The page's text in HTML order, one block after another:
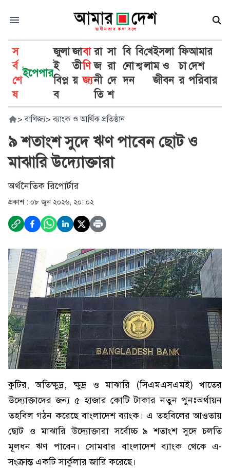
স
র্ব
শে
ষ
ইপেপার
জুলা
ই
বিপ্ল
ব
জা
তী
য়
বা
ণি
জ্য
রা
জ
নী
তি
সা
রা
দে
শ
বি
নো
দন
বি
শ্ব
খে
লা
ইসলা
ম ও
জীবন
ফি
চা
র
আমার
দেশ
পরিবার
> বাণিজ্য> ব্যাংক ও আর্থিক প্রতিষ্ঠান
৯ শতাংশ সুদে ঋণ পাবেন ছোট ও
মাঝারি উদ্যোক্তারা
অর্থনৈতিক রিপোর্টার
প্রকাশ : ০৮ জুন ২০২৬, ২০: ০২
কুটির, অতিক্ষুদ্র, ক্ষুদ্র ও মাঝারি (সিএমএসএমই) খাতের
উদ্যোক্তাদের জন্য ৫ হাজার কোটি টাকার নতুন পুনঃঅর্থায়ন
তহবিল গঠন করেছে বাংলাদেশ ব্যাংক। এ তহবিলের আওতায়
ছোট ও মাঝারি উদ্যোক্তারা সর্বোচ্চ ৯ শতাংশ সুদে চলতি
মূলধন ঋণ পাবেন। সোমবার বাংলাদেশ ব্যাংক থেকে এ-
সংক্রান্ত একটি সার্কুলার জারি করেছে।